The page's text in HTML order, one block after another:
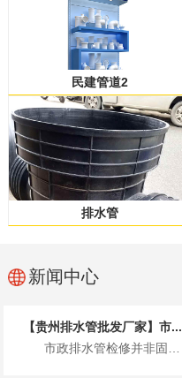
民建管道2
排水管
新闻中心
【贵州排水管批发厂家】市...
市政排水管检修并非固定周期，而是按日常巡查、定期检测、专项清淤、全面大修分级执...